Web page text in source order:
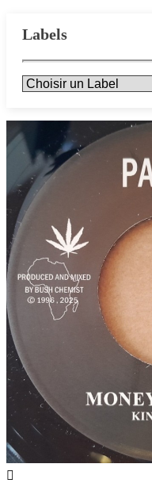
Labels
